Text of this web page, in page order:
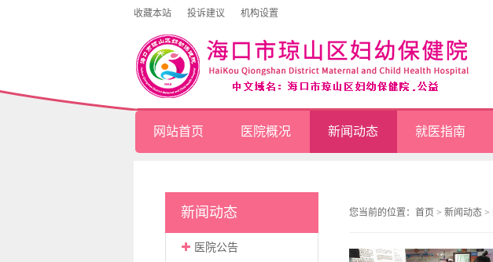
收藏本站 投诉建议 机构设置
网站首页 医院概况 新闻动态 就医指南
新闻动态
医院公告
您当前的位置： 首页 > 新闻动态 >